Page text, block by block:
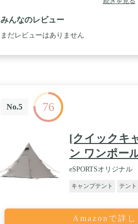
等による貸し出し、オークション等による
て発生した故障、損傷、劣化、損害、事故
負いかねますのでご了承ください
みんなのレビュー
まだレビューはありません
No.5 76
[クイックキ
ン ワンポー
eSPORTSオリジナル
キャンプテント テン
Amazonで詳し